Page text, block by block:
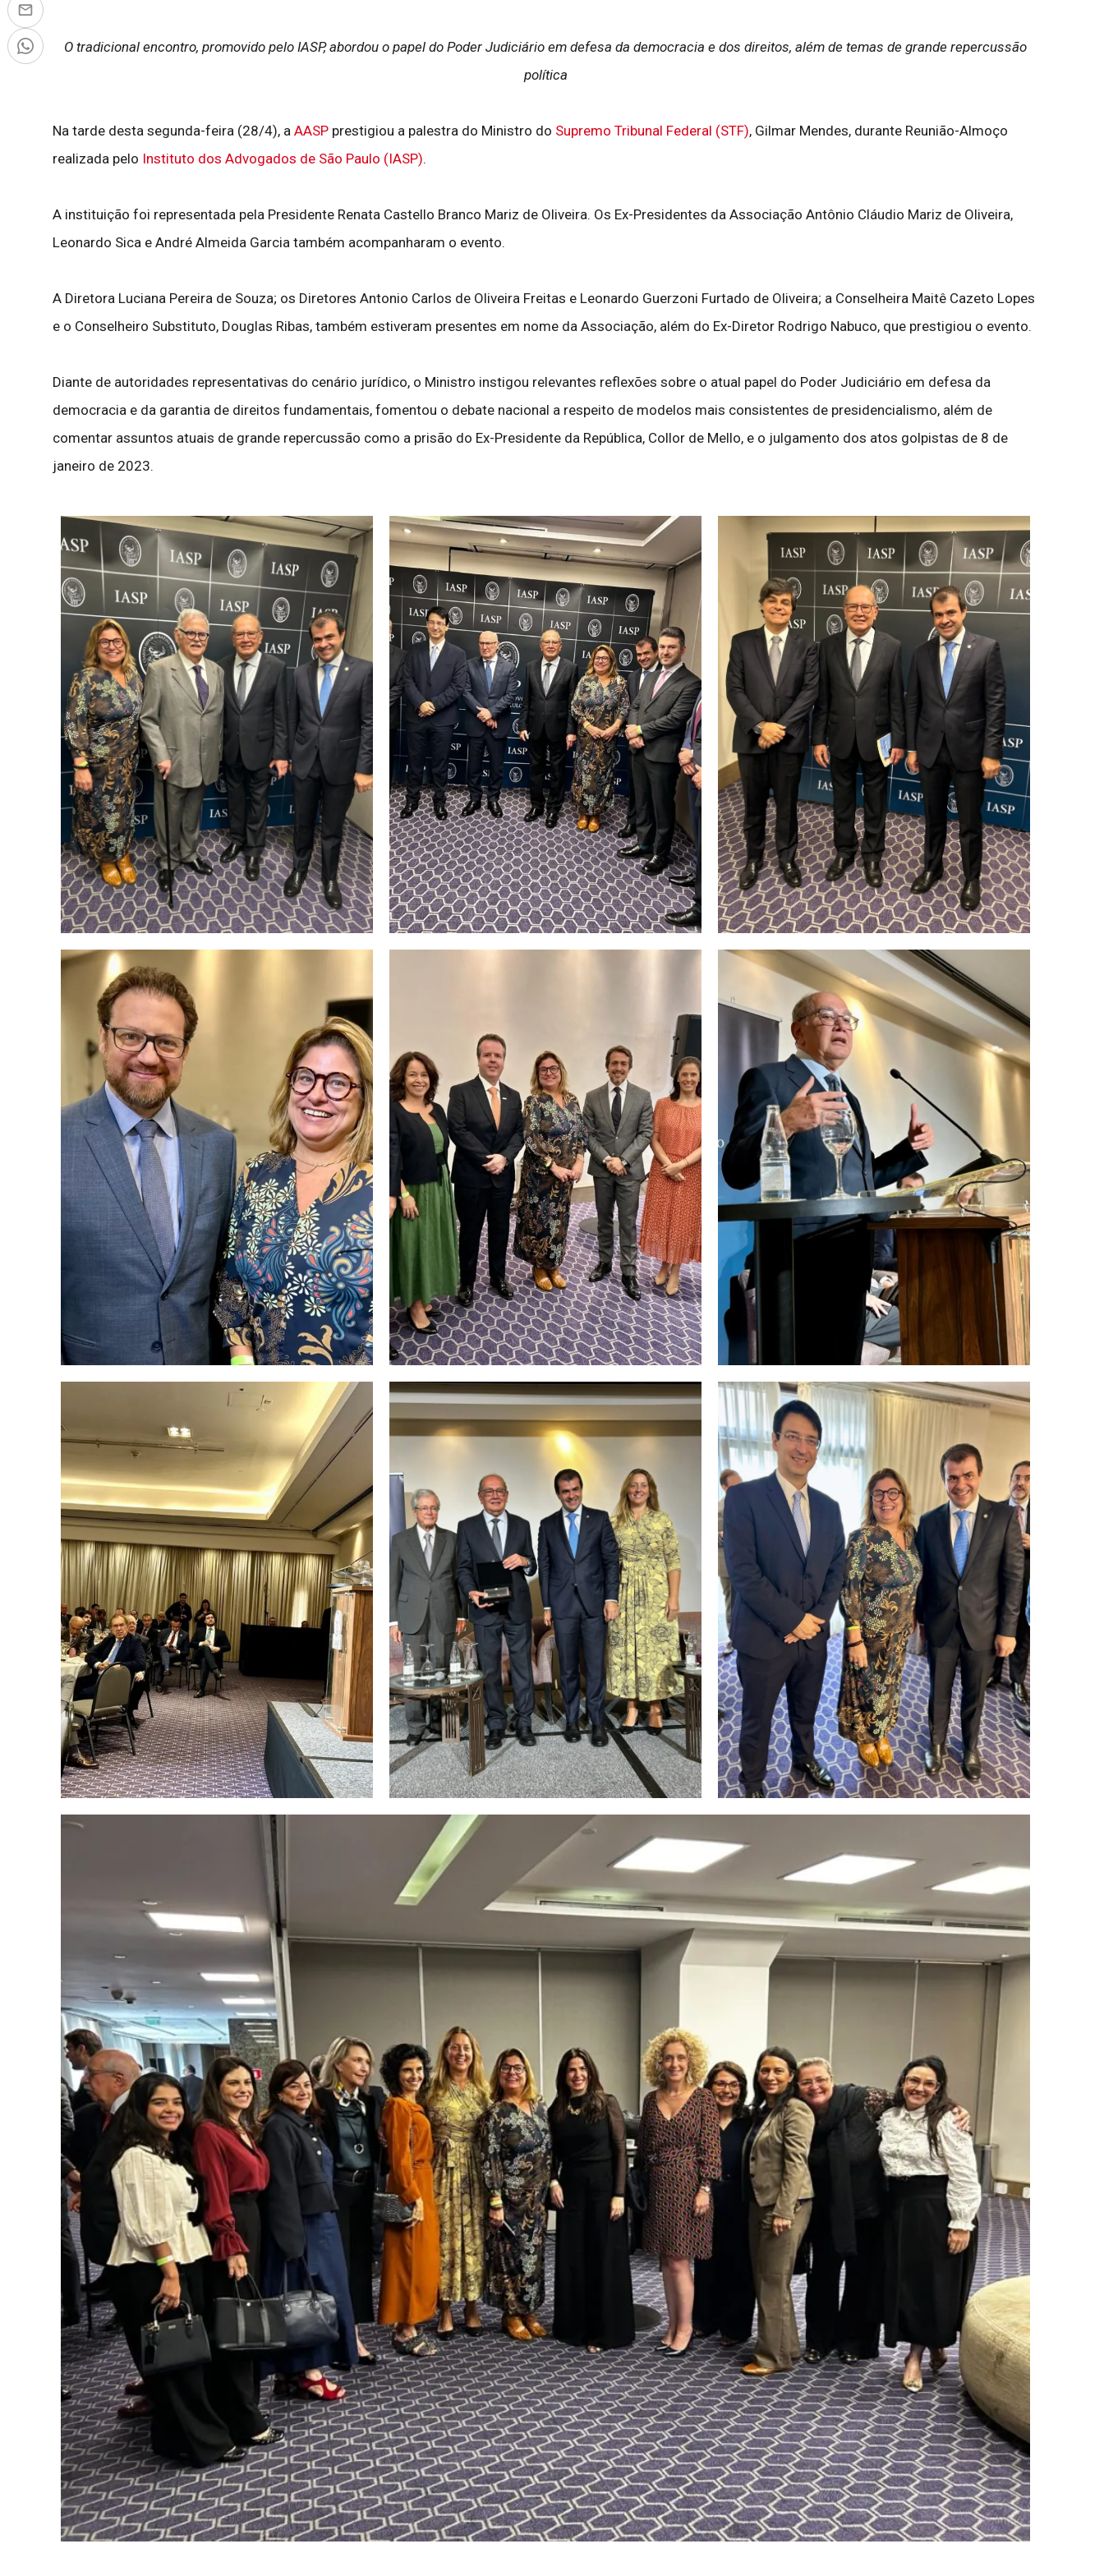
O tradicional encontro, promovido pelo IASP, abordou o papel do Poder Judiciário em defesa da democracia e dos direitos, além de temas de grande repercussão
política
Na tarde desta segunda-feira (28/4), a AASP prestigiou a palestra do Ministro do Supremo Tribunal Federal (STF), Gilmar Mendes, durante Reunião-Almoço
realizada pelo Instituto dos Advogados de São Paulo (IASP).
A instituição foi representada pela Presidente Renata Castello Branco Mariz de Oliveira. Os Ex-Presidentes da Associação Antônio Cláudio Mariz de Oliveira,
Leonardo Sica e André Almeida Garcia também acompanharam o evento.
A Diretora Luciana Pereira de Souza; os Diretores Antonio Carlos de Oliveira Freitas e Leonardo Guerzoni Furtado de Oliveira; a Conselheira Maitê Cazeto Lopes
e o Conselheiro Substituto, Douglas Ribas, também estiveram presentes em nome da Associação, além do Ex-Diretor Rodrigo Nabuco, que prestigiou o evento.
Diante de autoridades representativas do cenário jurídico, o Ministro instigou relevantes reflexões sobre o atual papel do Poder Judiciário em defesa da
democracia e da garantia de direitos fundamentais, fomentou o debate nacional a respeito de modelos mais consistentes de presidencialismo, além de
comentar assuntos atuais de grande repercussão como a prisão do Ex-Presidente da República, Collor de Mello, e o julgamento dos atos golpistas de 8 de
janeiro de 2023.